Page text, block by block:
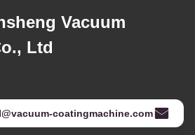
Vacuum
Ltd.
coatingmachine.com